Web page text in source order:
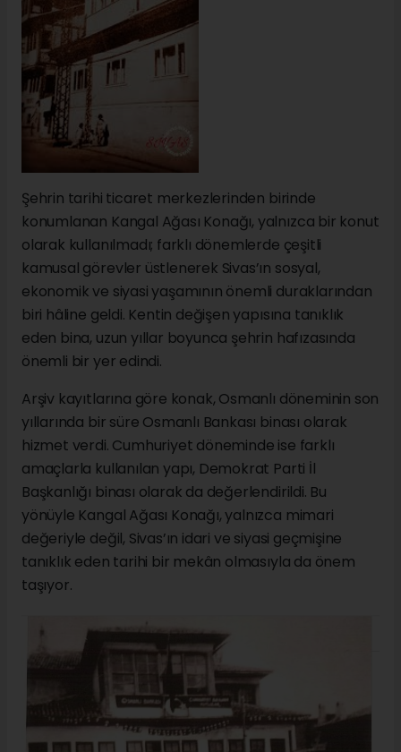
Şehrin tarihi ticaret merkezlerinden birinde
konumlanan Kangal Ağası Konağı, yalnızca bir konut
olarak kullanılmadı; farklı dönemlerde çeşitli
kamusal görevler üstlenerek Sivas’ın sosyal,
ekonomik ve siyasi yaşamının önemli duraklarından
biri hâline geldi. Kentin değişen yapısına tanıklık
eden bina, uzun yıllar boyunca şehrin hafızasında
önemli bir yer edindi.
Arşiv kayıtlarına göre konak, Osmanlı döneminin son
yıllarında bir süre Osmanlı Bankası binası olarak
hizmet verdi. Cumhuriyet döneminde ise farklı
amaçlarla kullanılan yapı, Demokrat Parti İl
Başkanlığı binası olarak da değerlendirildi. Bu
yönüyle Kangal Ağası Konağı, yalnızca mimari
değeriyle değil, Sivas’ın idari ve siyasi geçmişine
tanıklık eden tarihi bir mekân olmasıyla da önem
taşıyor.